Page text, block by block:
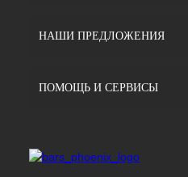
НАШИ ПРЕДЛОЖЕНИЯ
ПОМОЩЬ И СЕРВИСЫ